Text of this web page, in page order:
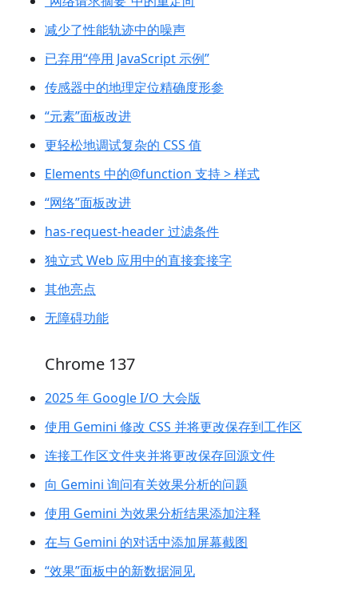
减少了性能轨迹中的噪声
已弃用“停用 JavaScript 示例”
传感器中的地理定位精确度形参
“元素”面板改进
更轻松地调试复杂的 CSS 值
Elements 中的@function 支持 > 样式
“网络”面板改进
has-request-header 过滤条件
独立式 Web 应用中的直接套接字
其他亮点
无障碍功能
Chrome 137
2025 年 Google I/O 大会版
使用 Gemini 修改 CSS 并将更改保存到工作区
连接工作区文件夹并将更改保存回源文件
向 Gemini 询问有关效果分析的问题
使用 Gemini 为效果分析结果添加注释
在与 Gemini 的对话中添加屏幕截图
“效果”面板中的新数据洞见